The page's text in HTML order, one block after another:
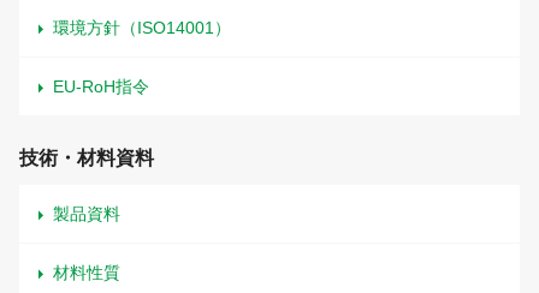
環境方針（ISO14001）
EU-RoH指令
技術・材料資料
製品資料
材料性質